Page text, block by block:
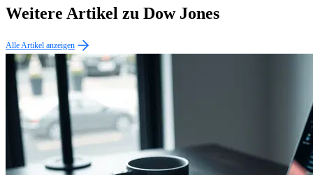
Weitere Artikel zu Dow Jones
Alle Artikel anzeigen